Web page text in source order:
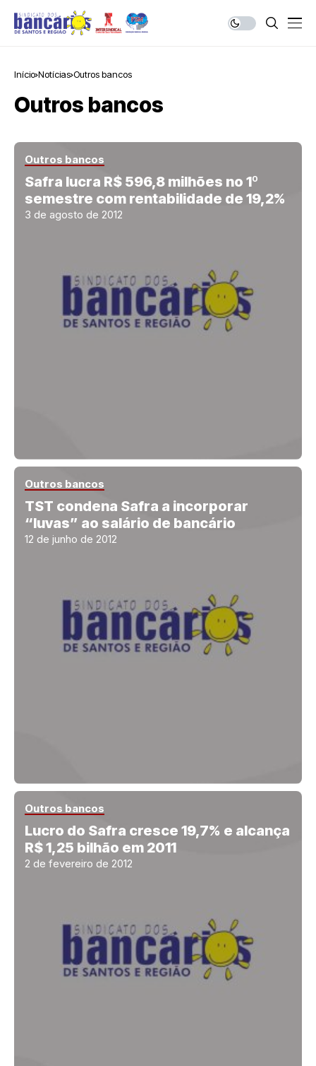
Início Notícias Outros bancos
Outros bancos
Outros bancos
Safra lucra R$ 596,8 milhões no 1º
semestre com rentabilidade de 19,2%
3 de agosto de 2012
Outros bancos
TST condena Safra a incorporar
“luvas” ao salário de bancário
12 de junho de 2012
Outros bancos
Lucro do Safra cresce 19,7% e alcança
R$ 1,25 bilhão em 2011
2 de fevereiro de 2012